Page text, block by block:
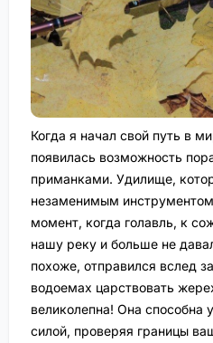
Когда я начал свой путь в
появилась возможность
приманками. Удилище,
незаменимым
момент, когда голавль, к
нашу реку и больше не
похоже, отправился вслед
водоемах царствовать
великолепна! Она способна
силой, проверяя границы